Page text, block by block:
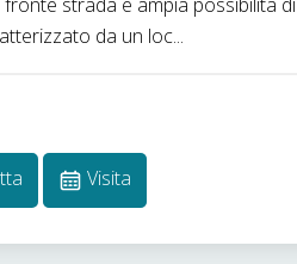
da un loc...
Visita